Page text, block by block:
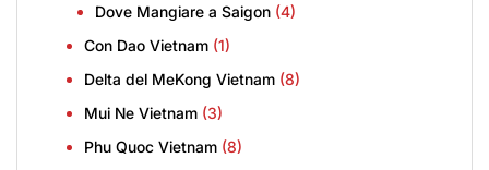
Dove Mangiare a Saigon (4)
Con Dao Vietnam (1)
Delta del MeKong Vietnam (8)
Mui Ne Vietnam (3)
Phu Quoc Vietnam (8)